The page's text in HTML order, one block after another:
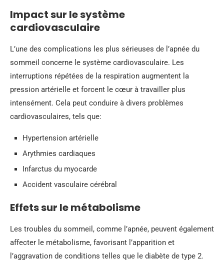
Impact sur le système
cardiovasculaire
L’une des complications les plus sérieuses de l’apnée du
sommeil concerne le système cardiovasculaire. Les
interruptions répétées de la respiration augmentent la
pression artérielle et forcent le cœur à travailler plus
intensément. Cela peut conduire à divers problèmes
cardiovasculaires, tels que:
Hypertension artérielle
Arythmies cardiaques
Infarctus du myocarde
Accident vasculaire cérébral
Effets sur le métabolisme
Les troubles du sommeil, comme l’apnée, peuvent également
affecter le métabolisme, favorisant l’apparition et
l’aggravation de conditions telles que le diabète de type 2.